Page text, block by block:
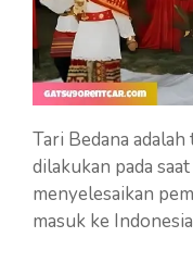
Tari Bedana
dilakukan pada
menyelesaikan
masuk ke Indonesia